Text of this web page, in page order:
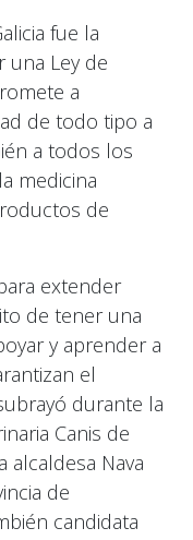
fue la
una Ley de
a
de todo tipo a
a todos los
medicina
de
extender
de tener una
y aprender a
el
durante la
Canis de
alcaldesa Nava
de
candidata